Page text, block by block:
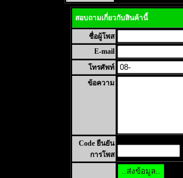
สอบถามเกี่ยวกับสินค้านี้
ชื่อผู้โพส
E-mail
โทรศัพท์
ข้อความ
Code ยืนยัน
การโพส